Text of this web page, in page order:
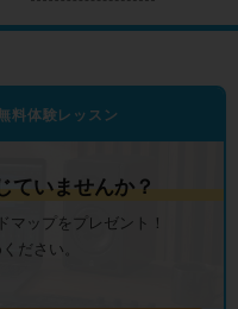
料体験レッスン
ていませんか？
マップをプレゼント！
ださい。